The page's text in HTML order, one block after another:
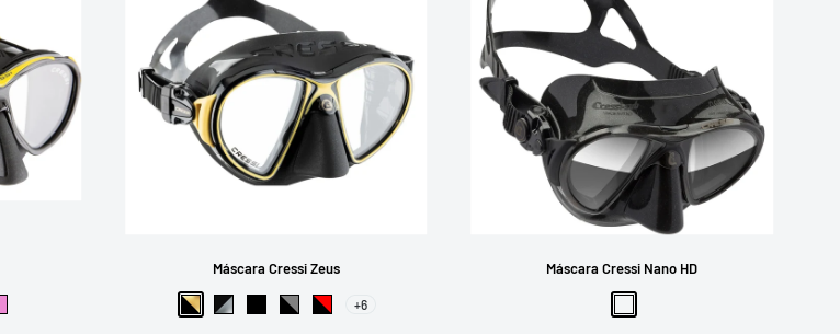
Máscara Cressi Zeus
Preto-Dourado
Preto-Espelhado
PretoPreto-Cinza
Preto-Vermelho
+6
Máscara Cressi Nano HD